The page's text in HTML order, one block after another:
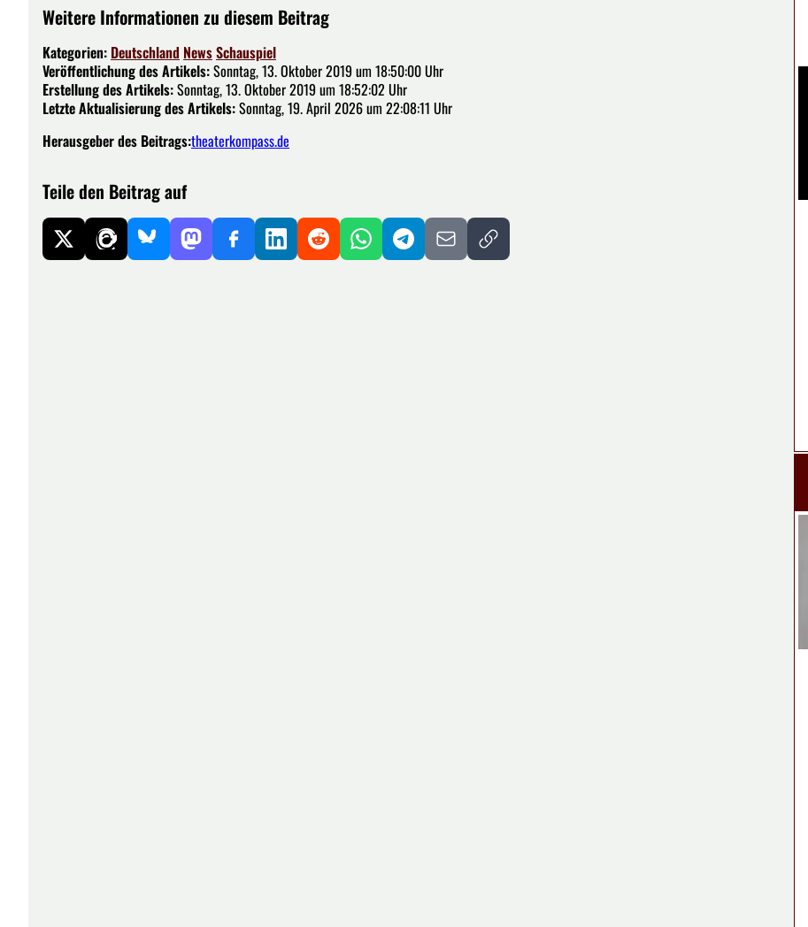
Weitere Informationen zu diesem Beitrag
Kategorien: Deutschland NewsSchauspiel
Veröffentlichung des Artikels:Sonntag, 13. Oktober 2019 um 18:50:00 Uhr
Erstellung des Artikels:Sonntag, 13. Oktober 2019 um 18:52:02 Uhr
Letzte Aktualisierung des Artikels:Sonntag, 19. April 2026 um 22:08:11 Uhr
Herausgeber des Beitrags:theaterkompass.de
Teile den Beitrag auf